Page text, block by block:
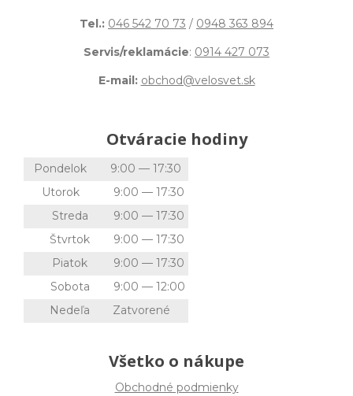
Tel.: 046 542 70 73 / 0948 363 894
Servis/reklamácie: 0914 427 073
E-mail: obchod@velosvet.sk
Otváracie hodiny
Pondelok
9:00 — 17:30
Utorok
9:00 — 17:30
Streda
9:00 — 17:30
Štvrtok
9:00 — 17:30
Piatok
9:00 — 17:30
Sobota
9:00 — 12:00
Nedeľa
Zatvorené
Všetko o nákupe
Obchodné podmienky